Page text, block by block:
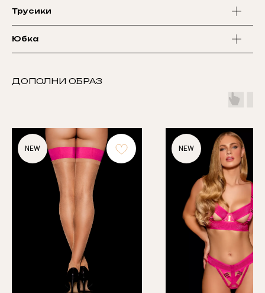
Трусики
Юбка
ДОПОЛНИ ОБРАЗ
NEW NEW